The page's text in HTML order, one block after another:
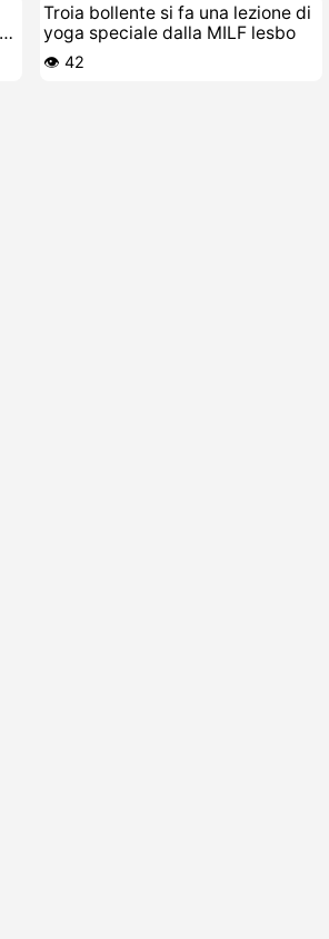
Troia bollente si fa una lezione di
yoga speciale dalla MILF lesbo
👁️ 42